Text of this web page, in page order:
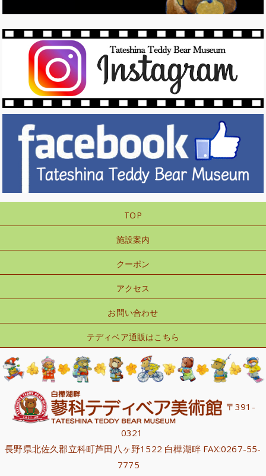
TOP
施設案内
クーポン
アクセス
お問い合わせ
テディベア通販はこちら
〒391-
0321
長野県北佐久郡立科町芦田八ヶ野1522 白樺湖畔 FAX:0267-55-
7775